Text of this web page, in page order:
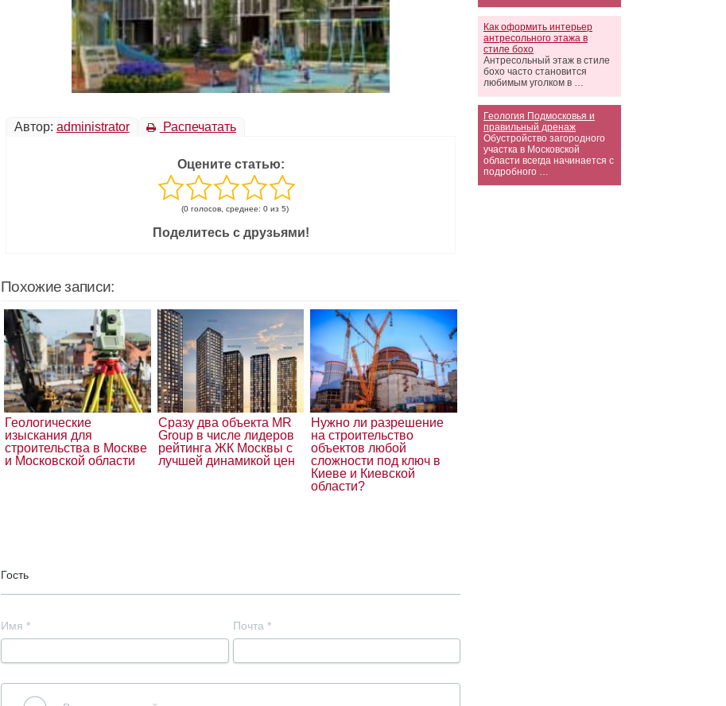
Как оформить интерьер
антресольного этажа в
стиле бохо
Антресольный этаж в стиле
бохо часто становится
любимым уголком в …
Геология Подмосковья и
правильный дренаж
Обустройство загородного
участка в Московской
области всегда начинается с
подробного …
Автор: administrator Распечатать
Оцените статью:
(0 голосов, среднее: 0 из 5)
Поделитесь с друзьями!
Похожие записи:
Геологические
изыскания для
строительства в Москве
и Московской области
Сразу два объекта MR
Group в числе лидеров
рейтинга ЖК Москвы с
лучшей динамикой цен
Нужно ли разрешение
на строительство
объектов любой
сложности под ключ в
Киеве и Киевской
области?
Гость
Имя * Почта *